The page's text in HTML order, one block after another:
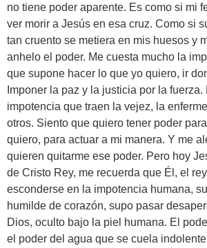
no tiene poder aparente. Es como si mi
ver morir a Jesús en esa cruz. Como si
tan cruento se metiera en mis huesos y
anhelo el poder. Me cuesta mucho la
que supone hacer lo que yo quiero, ir
Imponer la paz y la justicia por la fuerza.
impotencia que traen la vejez, la
otros. Siento que quiero tener poder
quiero, para actuar a mi manera. Y me
quieren quitarme ese poder. Pero hoy
de Cristo Rey, me recuerda que Él, el
esconderse en la impotencia humana,
humilde de corazón, supo pasar
Dios, oculto bajo la piel humana. El
el poder del agua que se cuela